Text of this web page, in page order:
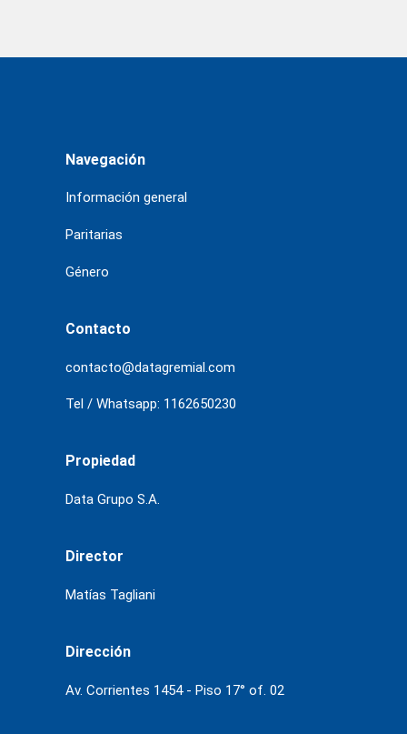
Navegación
Información general
Paritarias
Género
Contacto
contacto@datagremial.com
Tel / Whatsapp: 1162650230
Propiedad
Data Grupo S.A.
Director
Matías Tagliani
Dirección
Av. Corrientes 1454 - Piso 17° of. 02